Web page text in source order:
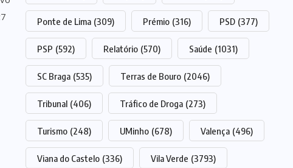
Ponte de Lima (309) Prémio (316) PSD (377)
PSP (592) Relatório (570) Saúde (1031)
SC Braga (535) Terras de Bouro (2046)
Tribunal (406) Tráfico de Droga (273)
Turismo (248) UMinho (678) Valença (496)
Viana do Castelo (336) Vila Verde (3793)